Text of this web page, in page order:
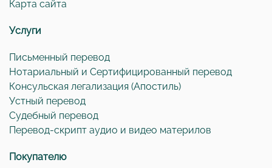
Карта сайта
Услуги
Письменный перевод
Нотариальный и Сертифицированный перевод
Консульская легализация (Апостиль)
Устный перевод
Судебный перевод
Перевод-скрипт аудио и видео материлов
Покупателю